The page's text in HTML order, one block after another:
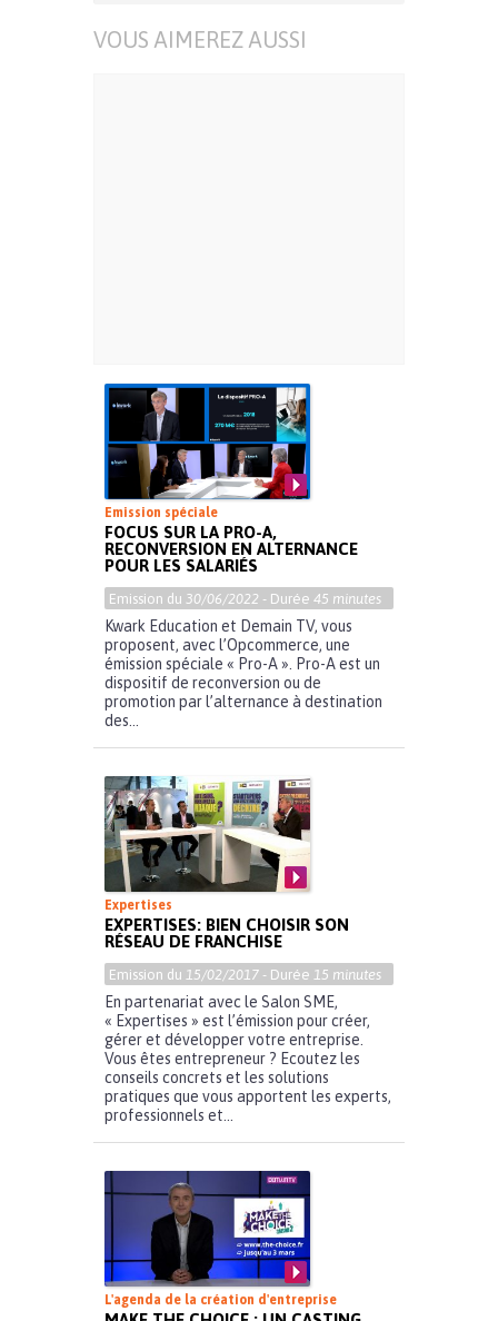
VOUS AIMEREZ AUSSI
Emission spéciale
FOCUS SUR LA PRO-A,
RECONVERSION EN ALTERNANCE
POUR LES SALARIÉS
Emission du 30/06/2022 - Durée 45 minutes
Kwark Education et Demain TV, vous
proposent, avec l’Opcommerce, une
émission spéciale « Pro-A ». Pro-A est un
dispositif de reconversion ou de
promotion par l’alternance à destination
des...
Expertises
EXPERTISES: BIEN CHOISIR SON
RÉSEAU DE FRANCHISE
Emission du 15/02/2017 - Durée 15 minutes
En partenariat avec le Salon SME,
« Expertises » est l’émission pour créer,
gérer et développer votre entreprise.
Vous êtes entrepreneur ? Ecoutez les
conseils concrets et les solutions
pratiques que vous apportent les experts,
professionnels et...
L'agenda de la création d'entreprise